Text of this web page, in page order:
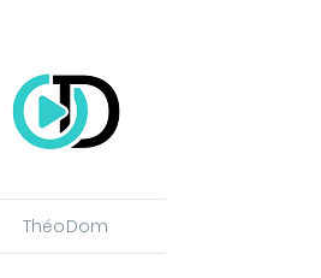
ThéoDom